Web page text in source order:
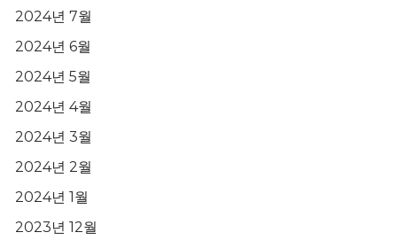
2024년 7월
2024년 6월
2024년 5월
2024년 4월
2024년 3월
2024년 2월
2024년 1월
2023년 12월